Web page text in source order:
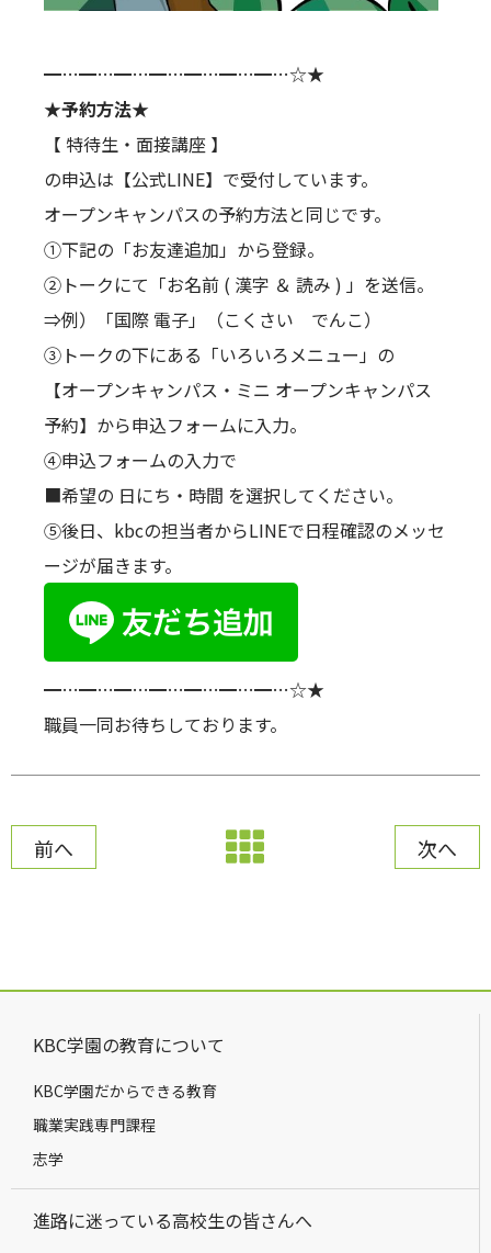
━…━…━…━…━…━…━…☆★
★予約方法★
【 特待生・面接講座 】
の申込は【公式LINE】で受付しています。
オープンキャンパスの予約方法と同じです。
①下記の「お友達追加」から登録。
②トークにて「お名前 ( 漢字 ＆ 読み ) 」を送信。
⇒例）「国際 電子」（こくさい でんこ）
③トークの下にある「いろいろメニュー」の
【オープンキャンパス・ミニ オープンキャンパス
予約】から申込フォームに入力。
④申込フォームの入力で
■希望の 日にち・時間 を選択してください。
⑤後日、kbcの担当者からLINEで日程確認のメッセ
ージが届きます。
━…━…━…━…━…━…━…☆★
職員一同お待ちしております。
前へ 次へ
KBC学園の教育について
KBC学園だからできる教育
職業実践専門課程
志学
進路に迷っている高校生の皆さんへ